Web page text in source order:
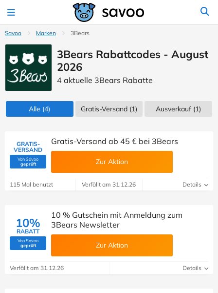
Savoo Marken 3Bears
3Bears Rabattcodes - August
2026
4 aktuelle 3Bears Rabatte
Alle (4) Gratis-Versand (1) Ausverkauf (1)
GRATIS-
VERSAND
Von Savoo
geprüft(Von Savoo geprüft)
Gratis-Versand ab 45 € bei 3Bears
Zur Aktion
115 Mal benutzt Verfällt am 31.12.26 Details
10%
RABATT
Von Savoo
geprüft(Von Savoo geprüft)
10 % Gutschein mit Anmeldung zum
3Bears Newsletter
Zur Aktion
Verfällt am 31.12.26 Details